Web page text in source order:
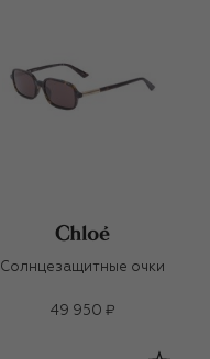
Солнцезащитные очки
49 950 ₽